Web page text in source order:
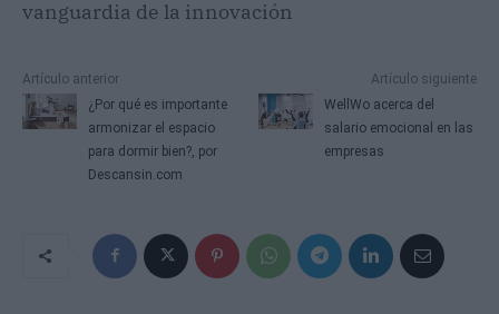
vanguardia de la innovación
Artículo anterior
¿Por qué es importante
armonizar el espacio
para dormir bien?, por
Descansin.com
Artículo siguiente
WellWo acerca del
salario emocional en las
empresas